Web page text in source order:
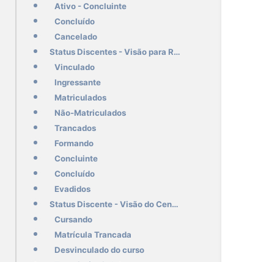
Ativo - Concluinte
Concluído
Cancelado
Status Discentes - Visão para Relatórios Institucionais
Vinculado
Ingressante
Matriculados
Não-Matriculados
Trancados
Formando
Concluinte
Concluído
Evadidos
Status Discente - Visão do Censo INEP
Cursando
Matrícula Trancada
Desvinculado do curso